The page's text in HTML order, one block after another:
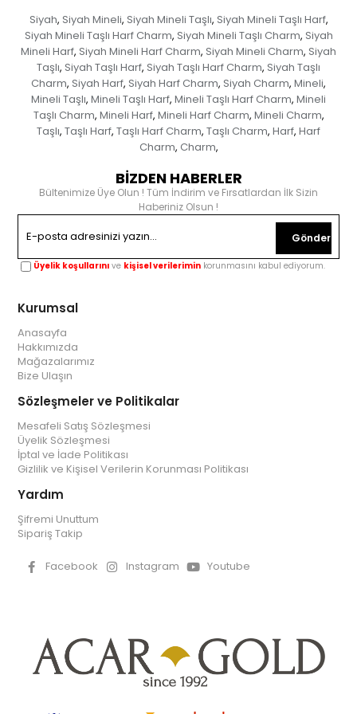
Siyah, Siyah Mineli, Siyah Mineli Taşlı, Siyah Mineli Taşlı Harf,
Siyah Mineli Taşlı Harf Charm, Siyah Mineli Taşlı Charm, Siyah
Mineli Harf, Siyah Mineli Harf Charm, Siyah Mineli Charm, Siyah
Taşlı, Siyah Taşlı Harf, Siyah Taşlı Harf Charm, Siyah Taşlı
Charm, Siyah Harf, Siyah Harf Charm, Siyah Charm, Mineli,
Mineli Taşlı, Mineli Taşlı Harf, Mineli Taşlı Harf Charm, Mineli
Taşlı Charm, Mineli Harf, Mineli Harf Charm, Mineli Charm,
Taşlı, Taşlı Harf, Taşlı Harf Charm, Taşlı Charm, Harf, Harf
Charm, Charm,
BİZDEN HABERLER
Bültenimize Üye Olun ! Tüm İndirim ve Fırsatlardan İlk Sizin
Haberiniz Olsun !
Gönder
Üyelik koşullarını ve kişisel verilerimin korunmasını kabul ediyorum.
Kurumsal
Anasayfa
Hakkımızda
Mağazalarımız
Bize Ulaşın
Sözleşmeler ve Politikalar
Mesafeli Satış Sözleşmesi
Üyelik Sözleşmesi
İptal ve İade Politikası
Gizlilik ve Kişisel Verilerin Korunması Politikası
Yardım
Şifremi Unuttum
Sipariş Takip
Facebook Instagram Youtube